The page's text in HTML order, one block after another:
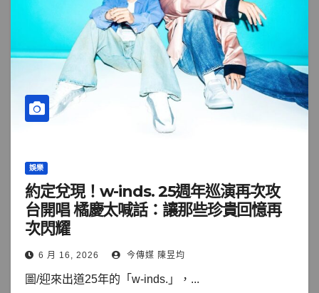
娛樂
約定兌現！w-inds. 25週年巡演再次攻
台開唱 橘慶太喊話：讓那些珍貴回憶再
次閃耀
6 月 16, 2026 今傳媒 陳昱均
圖/迎來出道25年的「w-inds.」，...